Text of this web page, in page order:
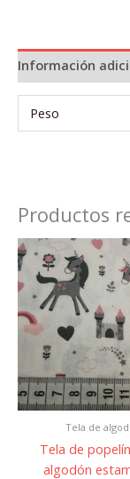
Información
Peso
Productos
Tela de
Tela de
algodón